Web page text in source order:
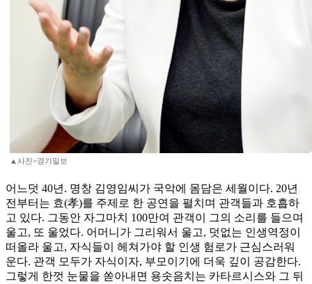
▲사진=경기일보
어느덧 40년. 명창 김영임씨가 국악에 몸담은 세월이다. 20년
전부터는 효(孝)를 주제로 한 공연을 펼치며 관객들과 호흡하
고 있다. 그동안 자그마치 100만여 관객이 그의 소리를 들으며
울고, 또 울었다. 어머니가 그리워서 울고, 덧없는 인생역정이
떠올라 울고, 자식들이 헤쳐가야 할 인생 험로가 근심스러워
운다. 관객 모두가 자식이자, 부모이기에 더욱 깊이 공감한다.
그렇게 한껏 눈물을 쏟아내면 용솟음치는 카타르시스와 그 뒤